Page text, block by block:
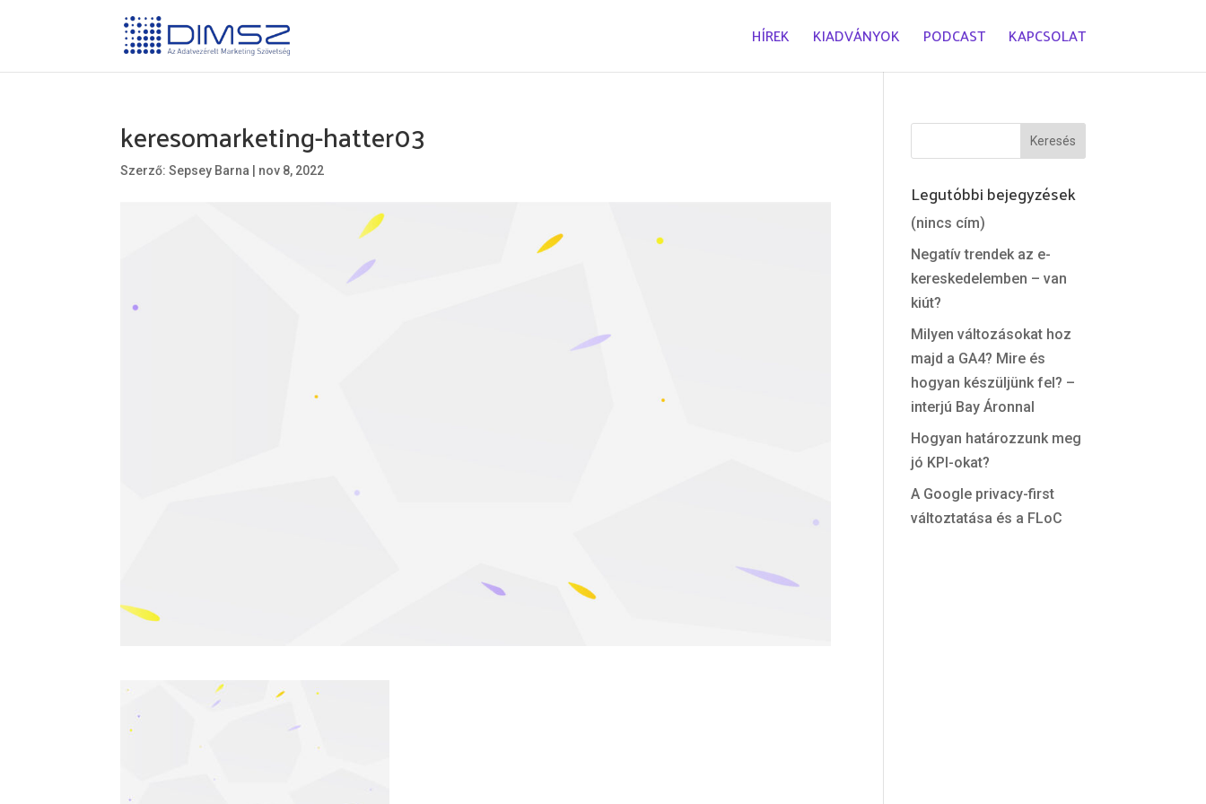
HÍREK KIADVÁNYOK PODCAST KAPCSOLAT
keresomarketing-hatter03
Szerző:Sepsey Barna nov 8, 2022
Legutóbbi bejegyzések
(nincs cím)
Negatív trendek az e-
kereskedelemben – van
kiút?
Milyen változásokat hoz
majd a GA4? Mire és
hogyan készüljünk fel? –
interjú Bay Áronnal
Hogyan határozzunk meg
jó KPI-okat?
A Google privacy-first
változtatása és a FLoC